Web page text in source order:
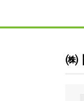
㈱